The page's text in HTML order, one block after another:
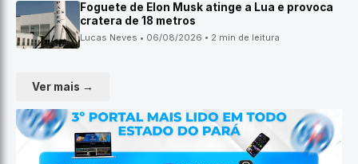
Foguete de Elon Musk atinge a Lua e provoca
cratera de 18 metros
Lucas Neves • 06/08/2026 • 2 min de leitura
Ver mais →